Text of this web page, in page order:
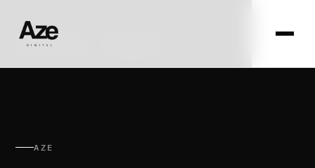
AZE DIGITAL · ZARAGOZA
AZE